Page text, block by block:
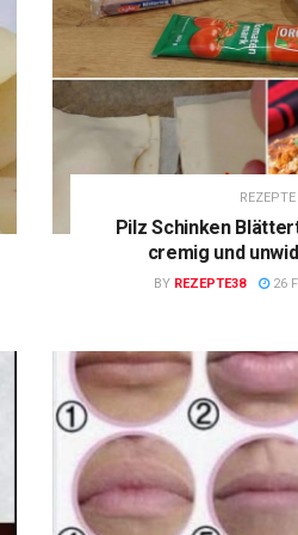
REZEPTE
Pilz Schinken
cremig und
BY REZEPTE38 26